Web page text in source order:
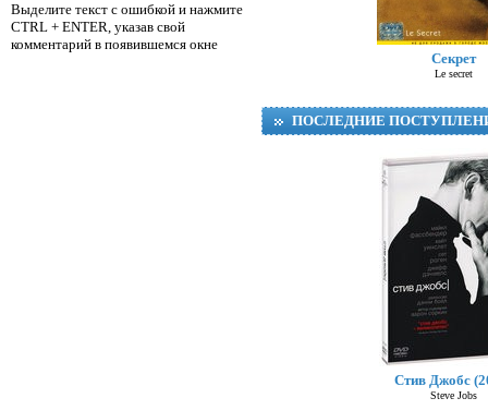
Секрет
Le secret
ПОСЛЕДНИЕ
Стив Джобс
Steve Jobs
Выделите текст с ошибкой и нажмите
CTRL + ENTER, указав свой
комментарий в появившемся окне